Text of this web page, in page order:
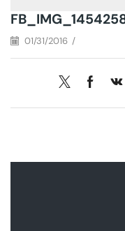
01/31/2016 /